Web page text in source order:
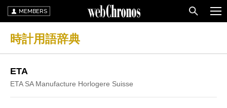
MEMBERS
時計用語辞典
ETA
ETA SA Manufacture Horlogere Suisse